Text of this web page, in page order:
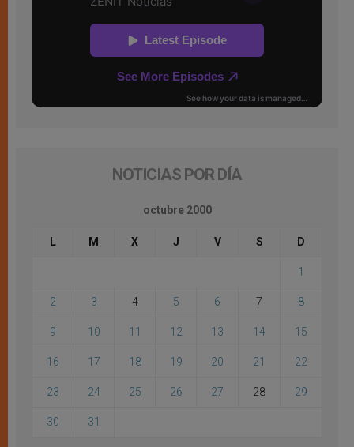
NOTICIAS POR DÍA
octubre 2000
L M X J V S D
1
2 3 4 5 6 7 8
9 10 11 12 13 14 15
16 17 18 19 20 21 22
23 24 25 26 27 28 29
30 31